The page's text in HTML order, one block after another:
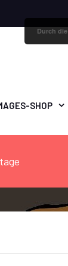
SHOP
Durch